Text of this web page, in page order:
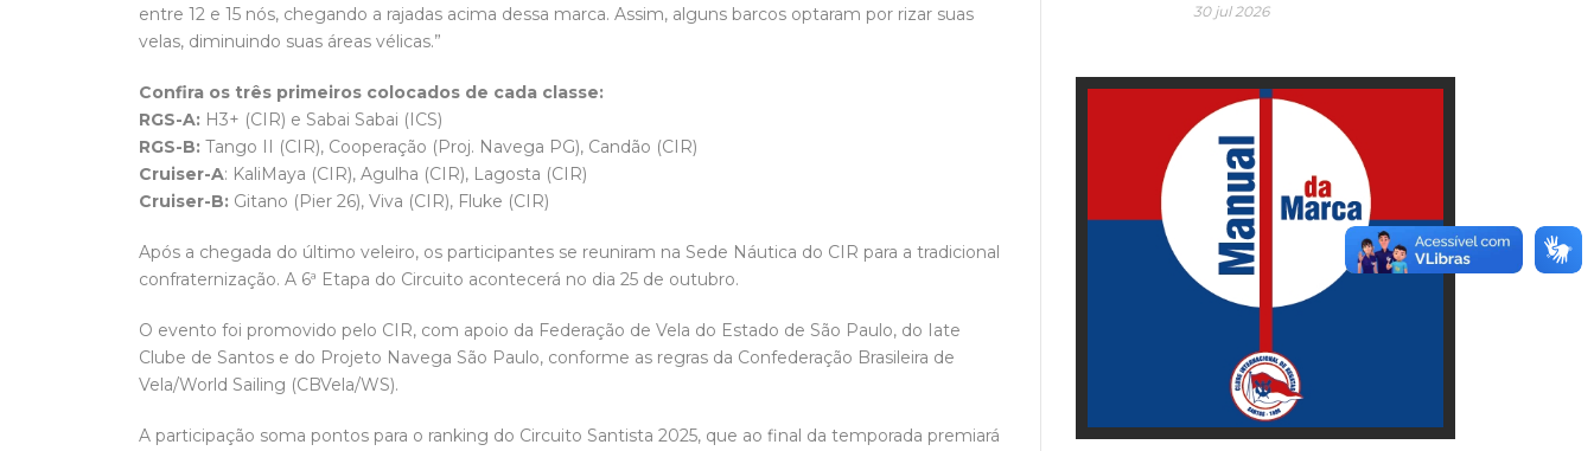
entre 12 e 15 nós, chegando a rajadas acima dessa marca. Assim, alguns barcos optaram por rizar suas
velas, diminuindo suas áreas vélicas.”
Confira os três primeiros colocados de cada classe:
RGS-A: H3+ (CIR) e Sabai Sabai (ICS)
RGS-B: Tango II (CIR), Cooperação (Proj. Navega PG), Candão (CIR)
Cruiser-A: KaliMaya (CIR), Agulha (CIR), Lagosta (CIR)
Cruiser-B: Gitano (Pier 26), Viva (CIR), Fluke (CIR)
Após a chegada do último veleiro, os participantes se reuniram na Sede Náutica do CIR para a tradicional
confraternização. A 6ª Etapa do Circuito acontecerá no dia 25 de outubro.
O evento foi promovido pelo CIR, com apoio da Federação de Vela do Estado de São Paulo, do Iate
Clube de Santos e do Projeto Navega São Paulo, conforme as regras da Confederação Brasileira de
Vela/World Sailing (CBVela/WS).
A participação soma pontos para o ranking do Circuito Santista 2025, que ao final da temporada premiará
30 jul 2026